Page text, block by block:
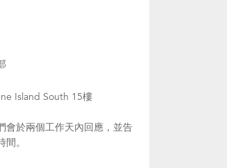
Island South 15樓
會於兩個工作天內回應，並告
。